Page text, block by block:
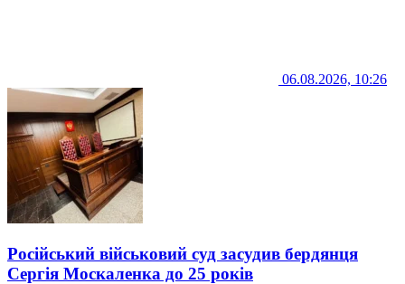
06.08.2026, 10:26
Російський військовий суд засудив бердянця
Сергія Москаленка до 25 років